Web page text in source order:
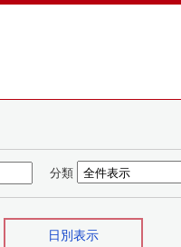
分類
日別表示